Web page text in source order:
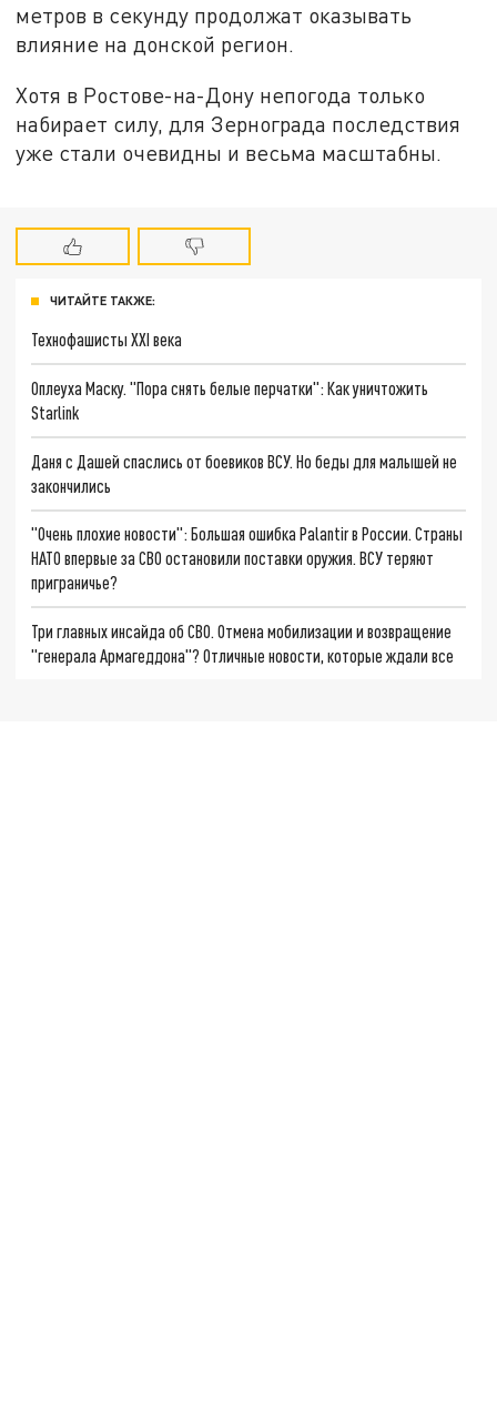
метров в секунду продолжат оказывать
влияние на донской регион.
Хотя в Ростове-на-Дону непогода только
набирает силу, для Зернограда последствия
уже стали очевидны и весьма масштабны.
ЧИТАЙТЕ ТАКЖЕ:
Технофашисты XXI века
Оплеуха Маску. "Пора снять белые перчатки": Как уничтожить
Starlink
Даня с Дашей спаслись от боевиков ВСУ. Но беды для малышей не
закончились
"Очень плохие новости": Большая ошибка Palantir в России. Страны
НАТО впервые за СВО остановили поставки оружия. ВСУ теряют
приграничье?
Три главных инсайда об СВО. Отмена мобилизации и возвращение
"генерала Армагеддона"? Отличные новости, которые ждали все